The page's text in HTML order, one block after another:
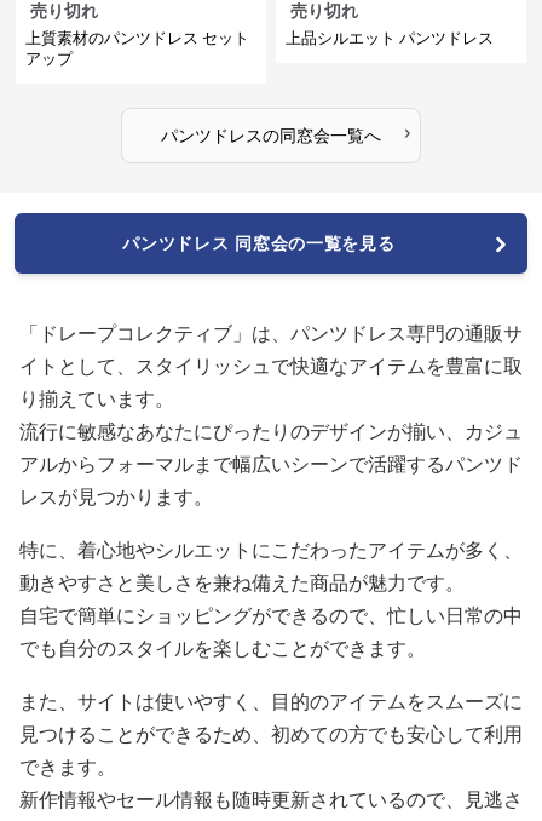
売り切れ
上質素材のパンツドレス セット
アップ
売り切れ
上品シルエット パンツドレス
パンツドレスの同窓会一覧へ ›
パンツドレス 同窓会の一覧を見る
「ドレープコレクティブ」は、パンツドレス専門の通販サ
イトとして、スタイリッシュで快適なアイテムを豊富に取
り揃えています。
流行に敏感なあなたにぴったりのデザインが揃い、カジュ
アルからフォーマルまで幅広いシーンで活躍するパンツド
レスが見つかります。
特に、着心地やシルエットにこだわったアイテムが多く、
動きやすさと美しさを兼ね備えた商品が魅力です。
自宅で簡単にショッピングができるので、忙しい日常の中
でも自分のスタイルを楽しむことができます。
また、サイトは使いやすく、目的のアイテムをスムーズに
見つけることができるため、初めての方でも安心して利用
できます。
新作情報やセール情報も随時更新されているので、見逃さ